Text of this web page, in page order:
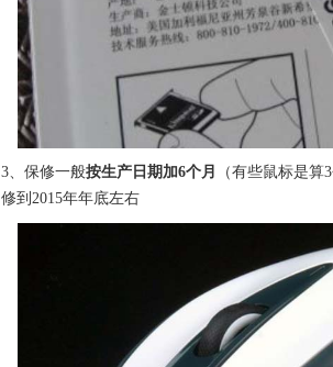
3、保修一般按生产日期加6个月 （有些鼠标是算
修到2015年年底左右